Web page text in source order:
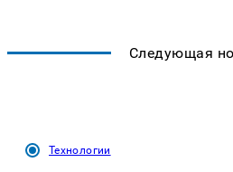
Следующая
Технологии